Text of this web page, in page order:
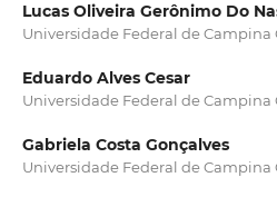
Lucas Oliveira Gerônimo Do
Universidade Federal de Campina
Eduardo Alves Cesar
Universidade Federal de Campina
Gabriela Costa Gonçalves
Universidade Federal de Campina